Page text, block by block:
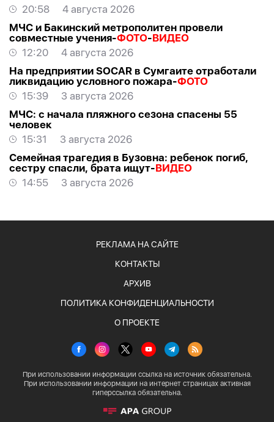
20:58
4 августа 2026
МЧС и Бакинский метрополитен провели
совместные учения-ФОТО-ВИДЕО
12:20
4 августа 2026
На предприятии SOCAR в Сумгаите отработали
ликвидацию условного пожара-ФОТО
15:39
3 августа 2026
МЧС: с начала пляжного сезона спасены 55
человек
15:31
3 августа 2026
Семейная трагедия в Бузовна: ребенок погиб,
сестру спасли, брата ищут-ВИДЕО
14:55
3 августа 2026
РЕКЛАМА НА САЙТЕ
КОНТАКТЫ
АРХИВ
ПОЛИТИКА КОНФИДЕНЦИАЛЬНОСТИ
О ПРОЕКТЕ
При использовании информации ссылка на источник обязательна.
При использовании информации на интернет страницах активная
гиперссылка обязательна.